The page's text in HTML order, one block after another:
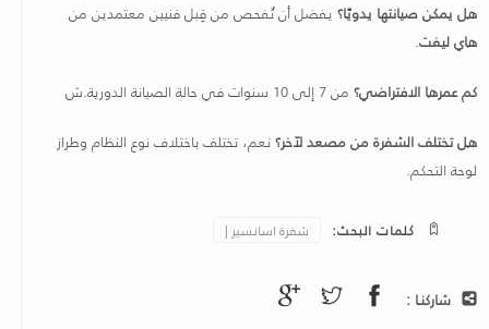
هل يمكن صيانتها يدويًا؟ يفضل أن تُفحص من قِبل فنيين معتمدين من
هاي ليفت.
كم عمرها الافتراضي؟ من 7 إلى 10 سنوات في حالة الصيانة الدورية.ش
هل تختلف الشفرة من مصعد لآخر؟نعم، تختلف باختلاف نوع النظام وطراز
لوحة التحكم.
كلمات البحث: شفرة اسانسير |
شاركنـا :